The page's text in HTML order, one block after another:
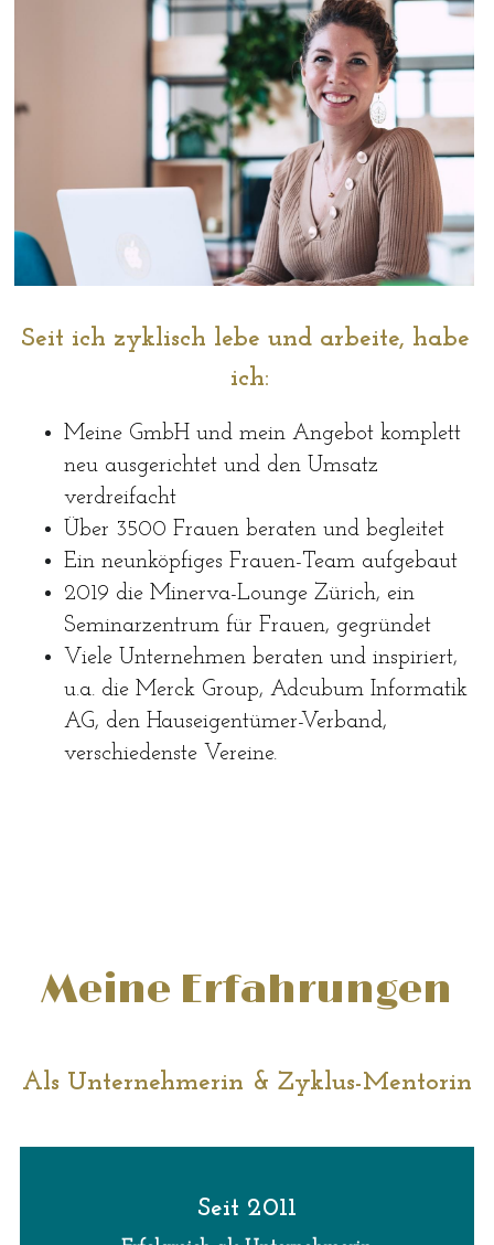
Seit ich zyklisch lebe und arbeite, habe
ich:
Meine GmbH und mein Angebot komplett
neu ausgerichtet und den Umsatz
verdreifacht
Über 3500 Frauen beraten und begleitet
Ein neunköpfiges Frauen-Team aufgebaut
2019 die Minerva-Lounge Zürich, ein
Seminarzentrum für Frauen, gegründet
Viele Unternehmen beraten und inspiriert,
u.a. die Merck Group, Adcubum Informatik
AG, den Hauseigentümer-Verband,
verschiedenste Vereine.
Meine Erfahrungen
Als Unternehmerin & Zyklus-Mentorin
Seit 2011